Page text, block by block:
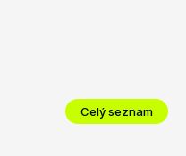
Celý seznam